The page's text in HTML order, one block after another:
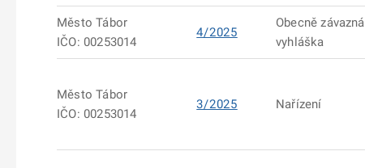
Město Tábor
IČO: 00253014
4/2025
Obecně závazná
vyhláška
Město Tábor
IČO: 00253014
3/2025 Nařízení